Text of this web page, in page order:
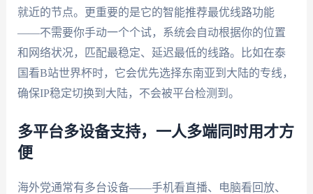
就近的节点。更重要的是它的智能推荐最优线路功能
——不需要你手动一个个试，系统会自动根据你的位置
和网络状况，匹配最稳定、延迟最低的线路。比如在泰
国看B站世界杯时，它会优先选择东南亚到大陆的专线，
确保IP稳定切换到大陆，不会被平台检测到。
多平台多设备支持，一人多端同时用才方
便
海外党通常有多台设备——手机看直播、电脑看回放、